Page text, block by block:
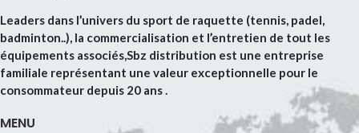
Leaders dans l’univers du sport de raquette (tennis, padel,
badminton..), la commercialisation et l’entretien de tout les
équipements associés,Sbz distribution est une entreprise
familiale représentant une valeur exceptionnelle pour le
consommateur depuis 20 ans .
MENU